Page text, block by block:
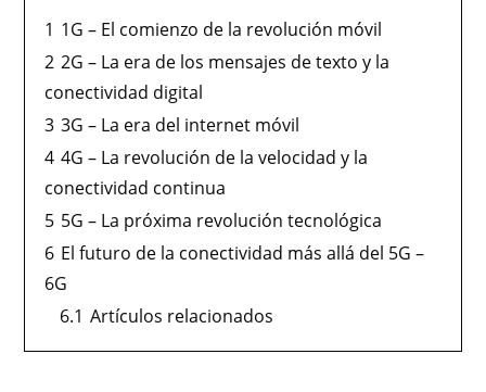
1 1G – El comienzo de la revolución móvil
2 2G – La era de los mensajes de texto y la
conectividad digital
3 3G – La era del internet móvil
4 4G – La revolución de la velocidad y la
conectividad continua
5 5G – La próxima revolución tecnológica
6 El futuro de la conectividad más allá del 5G –
6G
6.1 Artículos relacionados